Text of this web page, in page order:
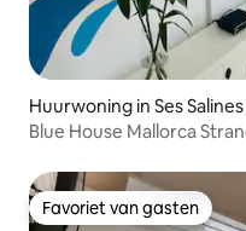
Huurwoning in Ses Salines
Blue House Mallorca
Favoriet van gasten
Favoriet van gasten